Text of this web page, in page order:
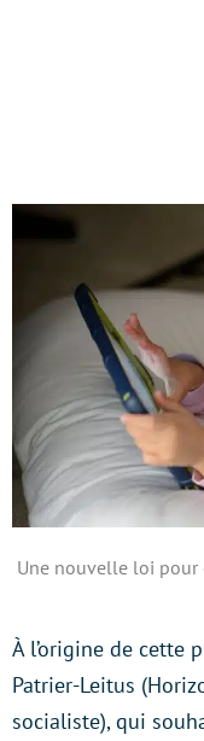
Une nouvelle loi pour
À l’origine de cette
Patrier-Leitus
socialiste), qui